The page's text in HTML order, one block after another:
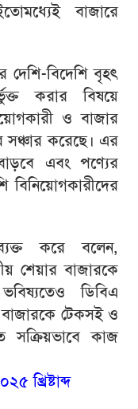
বাজারে
বিদেশি বৃহৎ
করার বিষয়ে
ও বাজার
সঞ্চার করেছে। এর
এবং পণ্যের
বিনিয়োগকারীদের
করে বলেন,
শেয়ার বাজারকে
ডিবিএ
বাজারকে টেকসই ও
সক্রিয়ভাবে কাজ
খ্রিষ্টাব্দ